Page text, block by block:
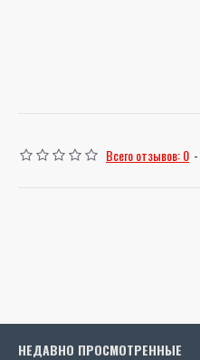
Всего отзывов: 0 -
НЕДАВНО ПРОСМОТРЕННЫЕ